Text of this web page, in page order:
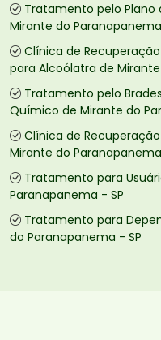
Tratamento pelo Plano
Mirante do
Clínica de
para Alcoólatra de
Tratamento pelo
Químico de Mirante do
Clínica de
Mirante do
Tratamento para
Paranapanema - SP
Tratamento para
do Paranapanema - SP